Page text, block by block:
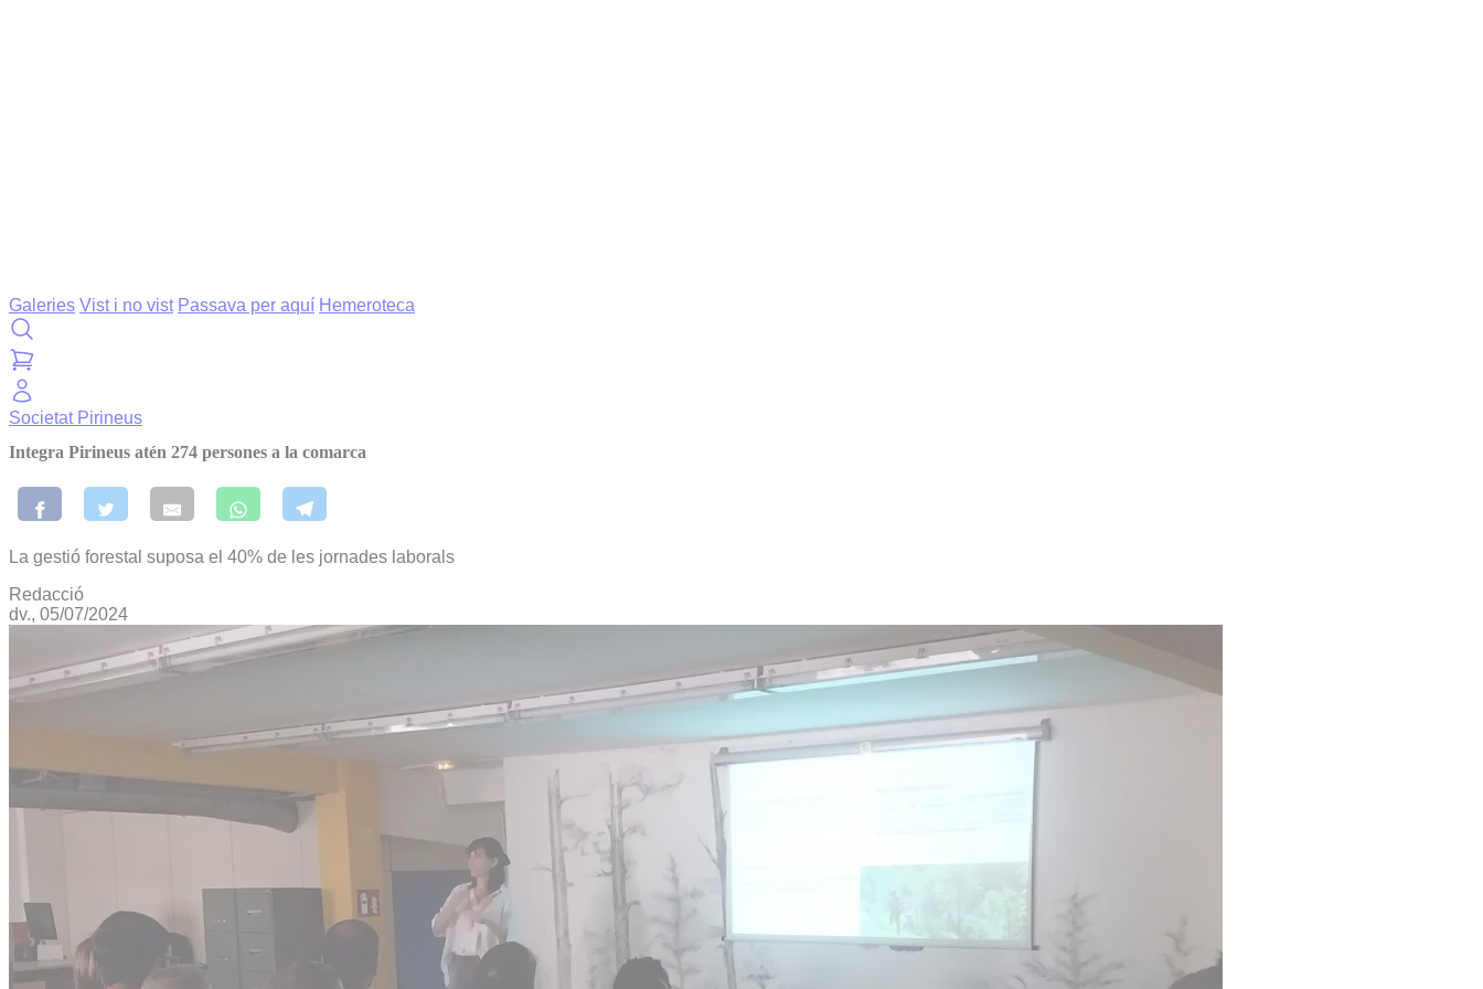
Galeries Vist i no vist Passava per aquí Hemeroteca
Societat Pirineus
Integra Pirineus atén 274 persones a la comarca
La gestió forestal suposa el 40% de les jornades laborals
Redacció
dv., 05/07/2024